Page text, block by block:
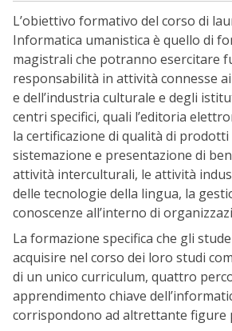
L’obiettivo formativo del corso di
Informatica umanistica è quello di
magistrali che potranno esercitare
responsabilità in attività connesse
e dell’industria culturale e degli
centri specifici, quali l’editoria
la certificazione di qualità di
sistemazione e presentazione di
attività interculturali, le attività
delle tecnologie della lingua, la
conoscenze all’interno di
La formazione specifica che gli
acquisire nel corso dei loro studi
di un unico curriculum, quattro
apprendimento chiave
corrispondono ad altrettante figure